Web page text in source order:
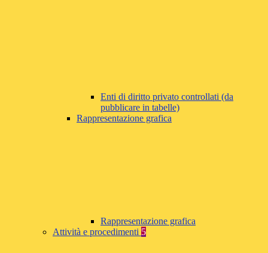
Enti di diritto privato controllati (da
pubblicare in tabelle)
Rappresentazione grafica
Rappresentazione grafica
Attività e procedimenti 5